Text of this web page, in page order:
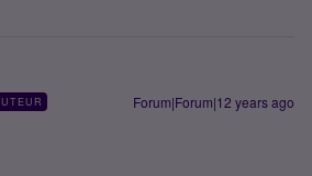
Forum|Forum|12 years ago